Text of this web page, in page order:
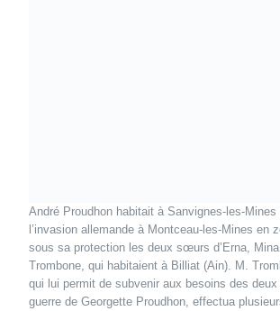
André Proudhon habitait à Sanvignes-les-
l’invasion allemande à Montceau-les-Mines
sous sa protection les deux sœurs d’Erna,
Trombone, qui habitaient à Billiat (Ain). M.
qui lui permit de subvenir aux besoins des
guerre de Georgette Proudhon, effectua